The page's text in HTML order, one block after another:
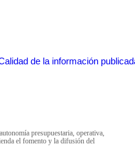
de la información
presupuestaria, operativa,
el fomento y la difusión del